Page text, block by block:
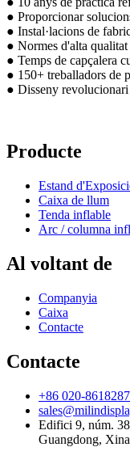
● Proporcionar
● Instal·lacions de
● Normes d'alta qualitat
● Temps de capçalera
● 150+ treballadors de
● Disseny
Producte
Estand
Caixa de llum
Tenda inflable
Arc / columna
Al voltant de
Companyia
Caixa
Contacte
Contacte
+86 020-
Edifici 9, núm.
Guangdong, Xina